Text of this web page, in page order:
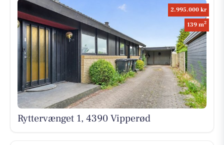
2.995.000 kr
139 m2
Ryttervænget 1, 4390 Vipperød